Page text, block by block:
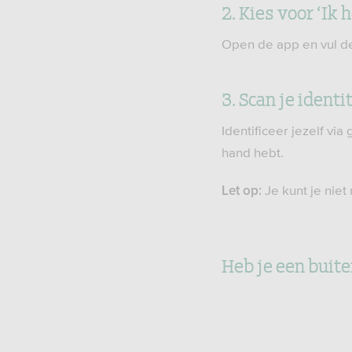
2. Kies voor ‘Ik
Open de app en vul
3. Scan je
Identificeer jezelf via
hand hebt.
Let op: Je kunt je niet
Heb je een